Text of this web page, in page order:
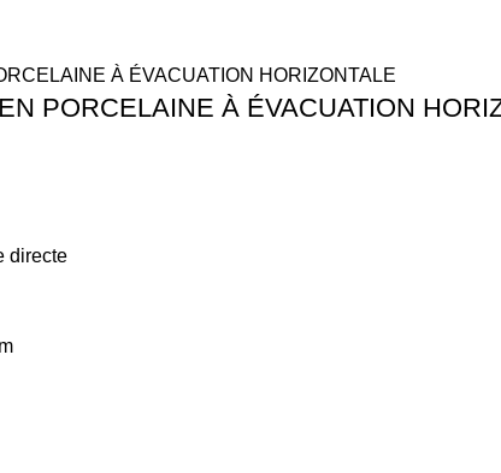
PORCELAINE À ÉVACUATION
directe